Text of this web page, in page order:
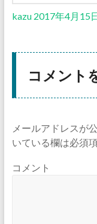
kazu 2017年4月15
コメント
メールアドレスが
いている欄は必須
コメント